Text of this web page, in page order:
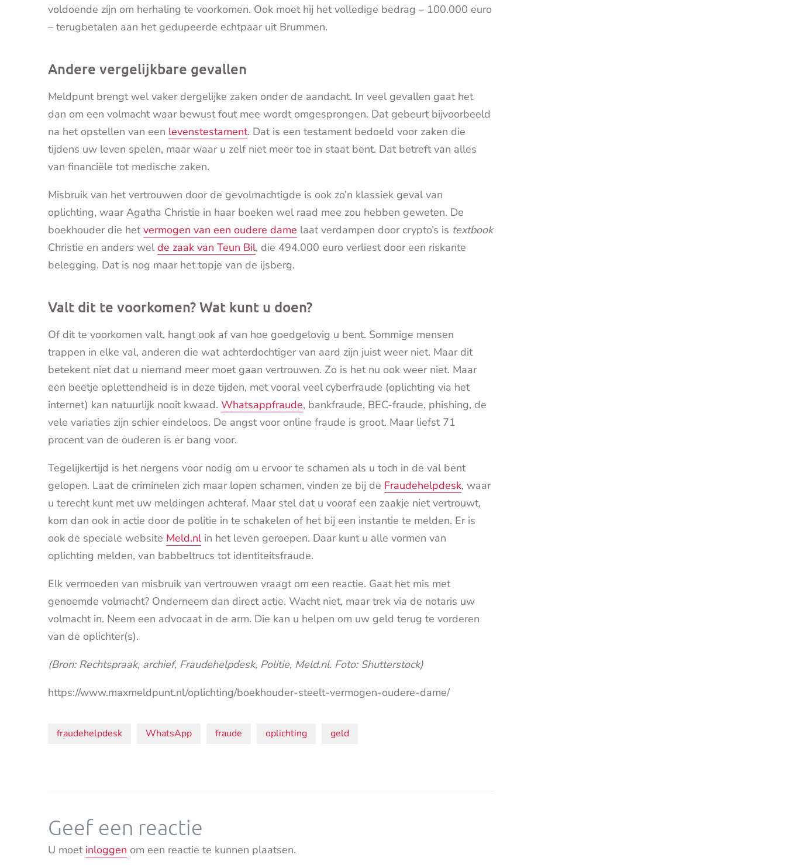
voldoende zijn om herhaling te voorkomen. Ook moet hij het volledige bedrag – 100.000 euro
– terugbetalen aan het gedupeerde echtpaar uit Brummen.
Andere vergelijkbare gevallen
Meldpunt brengt wel vaker dergelijke zaken onder de aandacht. In veel gevallen gaat het
dan om een volmacht waar bewust fout mee wordt omgesprongen. Dat gebeurt bijvoorbeeld
na het opstellen van een levenstestament. Dat is een testament bedoeld voor zaken die
tijdens uw leven spelen, maar waar u zelf niet meer toe in staat bent. Dat betreft van alles
van financiële tot medische zaken.
Misbruik van het vertrouwen door de gevolmachtigde is ook zo’n klassiek geval van
oplichting, waar Agatha Christie in haar boeken wel raad mee zou hebben geweten. De
boekhouder die hetvermogen van een oudere dame laat verdampen door crypto’s is textbook
Christie en anders wel de zaak van Teun Bil, die 494.000 euro verliest door een riskante
belegging. Dat is nog maar het topje van de ijsberg.
Valt dit te voorkomen? Wat kunt u doen?
Of dit te voorkomen valt, hangt ook af van hoe goedgelovig u bent. Sommige mensen
trappen in elke val, anderen die wat achterdochtiger van aard zijn juist weer niet. Maar dit
betekent niet dat u niemand meer moet gaan vertrouwen. Zo is het nu ook weer niet. Maar
een beetje oplettendheid is in deze tijden, met vooral veel cyberfraude (oplichting via het
internet) kan natuurlijk nooit kwaad. Whatsappfraude, bankfraude, BEC-fraude, phishing, de
vele variaties zijn schier eindeloos. De angst voor online fraude is groot. Maar liefst 71
procent van de ouderen is er bang voor.
Tegelijkertijd is het nergens voor nodig om u ervoor te schamen als u toch in de val bent
gelopen. Laat de criminelen zich maar lopen schamen, vinden ze bij de Fraudehelpdesk, waar
u terecht kunt met uw meldingen achteraf. Maar stel dat u vooraf een zaakje niet vertrouwt,
kom dan ook in actie door de politie in te schakelen of het bij een instantie te melden. Er is
ook de speciale website Meld.nlin het leven geroepen. Daar kunt u alle vormen van
oplichting melden, van babbeltrucs tot identiteitsfraude.
Elk vermoeden van misbruik van vertrouwen vraagt om een reactie. Gaat het mis met
genoemde volmacht? Onderneem dan direct actie. Wacht niet, maar trek via de notaris uw
volmacht in. Neem een advocaat in de arm. Die kan u helpen om uw geld terug te vorderen
van de oplichter(s).
(Bron: Rechtspraak, archief, Fraudehelpdesk, Politie, Meld.nl. Foto: Shutterstock)
https://www.maxmeldpunt.nl/oplichting/boekhouder-steelt-vermogen-oudere-dame/
Onderwerpen:
fraudehelpdesk WhatsApp fraude oplichting geld
Geef een reactie
U moet inloggen om een reactie te kunnen plaatsen.